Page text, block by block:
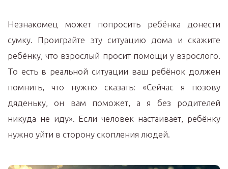
Незнакомец может попросить ребёнка донести
сумку. Проиграйте эту ситуацию дома и скажите
ребёнку, что взрослый просит помощи у взрослого.
То есть в реальной ситуации ваш ребёнок должен
помнить, что нужно сказать: «Сейчас я позову
дяденьку, он вам поможет, а я без родителей
никуда не иду». Если человек настаивает, ребёнку
нужно уйти в сторону скопления людей.